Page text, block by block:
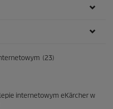
(23)
internetowym eKärcher w